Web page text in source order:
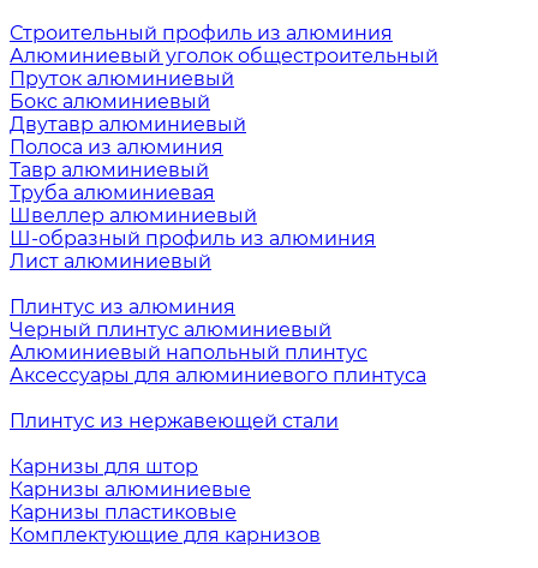
Строительный профиль из алюминия
Алюминиевый уголок общестроительный
Пруток алюминиевый
Бокс алюминиевый
Двутавр алюминиевый
Полоса из алюминия
Тавр алюминиевый
Труба алюминиевая
Швеллер алюминиевый
Ш-образный профиль из алюминия
Лист алюминиевый
Плинтус из алюминия
Черный плинтус алюминиевый
Алюминиевый напольный плинтус
Аксессуары для алюминиевого плинтуса
Плинтус из нержавеющей стали
Карнизы для штор
Карнизы алюминиевые
Карнизы пластиковые
Комплектующие для карнизов